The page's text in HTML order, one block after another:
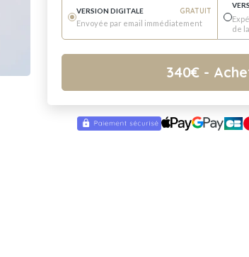
VERSION DIGITALE
GRATUIT
Envoyée par email immédiatement
de
340€-